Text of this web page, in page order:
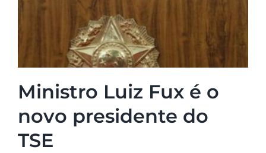
Ministro Luiz Fux é o
novo presidente do
TSE